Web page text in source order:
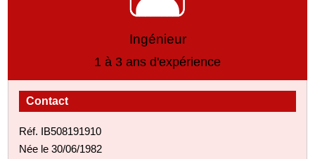
Ingénieur
1 à 3 ans d'expérience
Contact
Réf. IB508191910
Née le 30/06/1982